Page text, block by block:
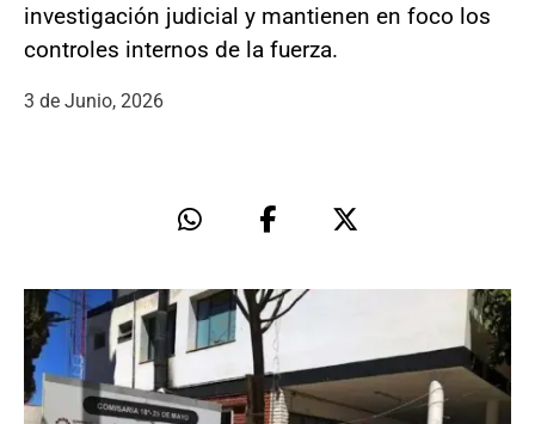
investigación judicial y mantienen en foco los
controles internos de la fuerza.
3 de Junio, 2026